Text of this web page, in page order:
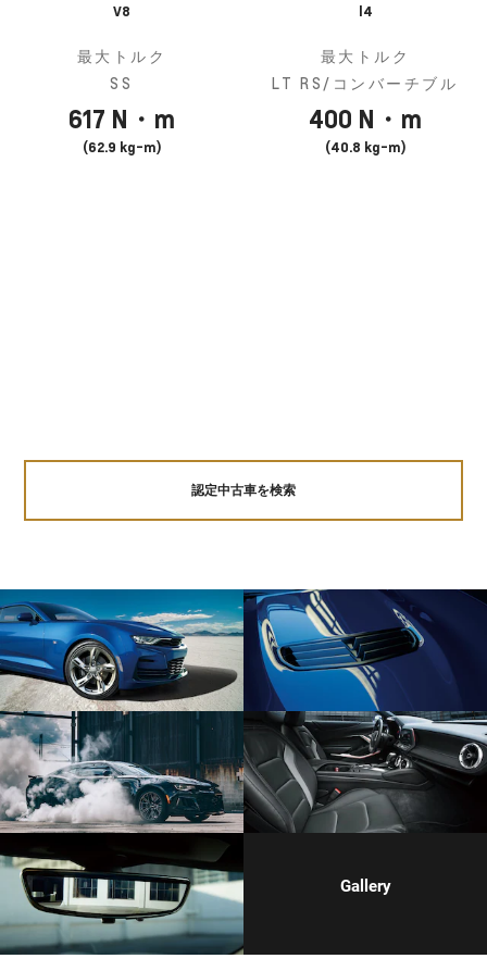
V8 l4
最大トルク
SS
617 N・m
(62.9 kg-m)
最大トルク
LT RS/コンバーチブル
400 N・m
(40.8 kg-m)
認定中古車を検索
Gallery